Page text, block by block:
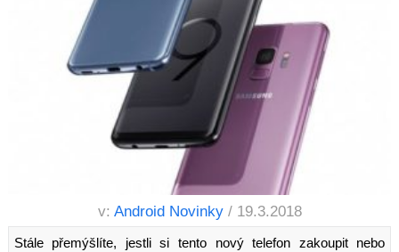
v: Android Novinky / 19.3.2018
Stále přemýšlíte, jestli si tento nový telefon zakoupit nebo